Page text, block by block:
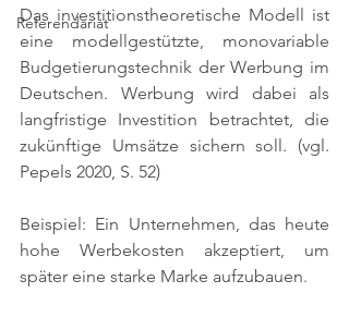
Referendariat
Das investitionstheoretische Modell ist
eine modellgestützte, monovariable
Budgetierungstechnik der Werbung im
Deutschen. Werbung wird dabei als
langfristige Investition betrachtet, die
zukünftige Umsätze sichern soll. (vgl.
Pepels 2020, S. 52)
Beispiel: Ein Unternehmen, das heute
hohe Werbekosten akzeptiert, um
später eine starke Marke aufzubauen.